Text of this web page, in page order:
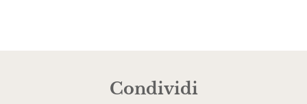
Condividi